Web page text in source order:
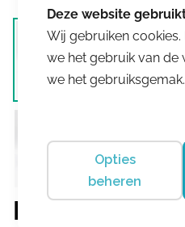
Durea
Wij gebruiken
we het gebruik van de
we het gebruiksgemak.
Opties
beheren